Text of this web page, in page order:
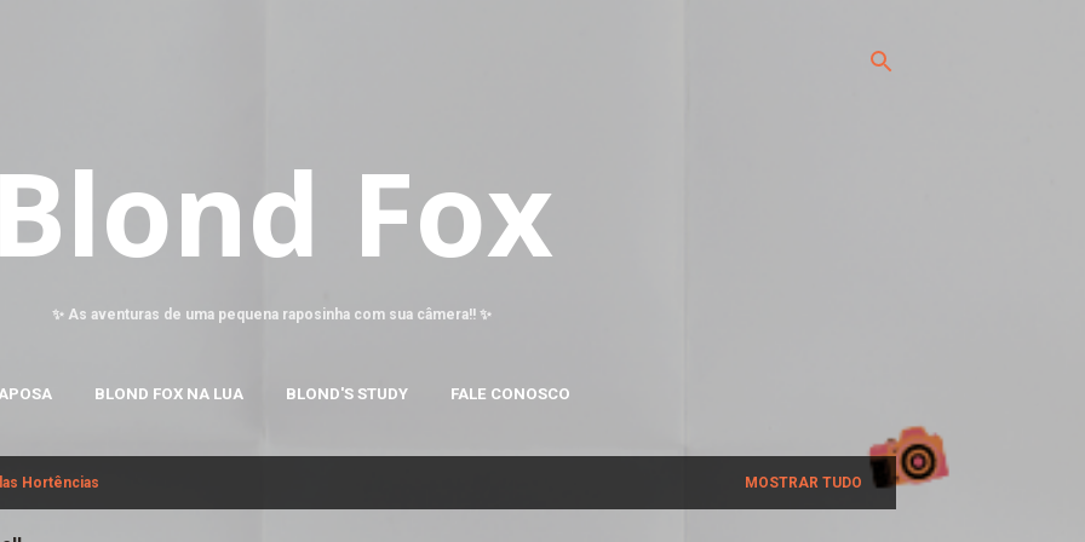
Blond Fox
✨ As aventuras de uma pequena raposinha com sua câmera!! ✨
BLOND FOX NA LUA BLOND'S STUDY FALE CONOSCO
Hortências MOSTRAR TUDO